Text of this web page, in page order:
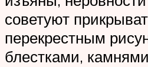
советуют
перекрестным
блестками,